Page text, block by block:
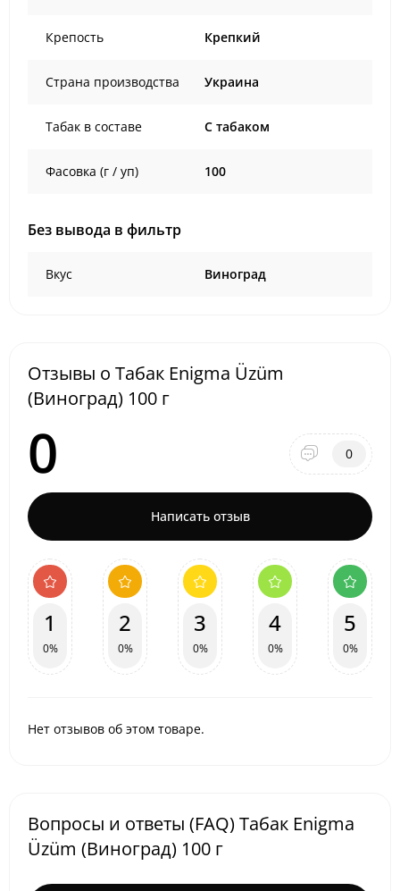
Крепость Крепкий
Страна производства Украина
Табак в составе C табаком
Фасовка (г / уп) 100
Без вывода в фильтр
Вкус Виноград
Отзывы о Табак Enigma Üzüm
(Виноград) 100 г
0 0
Написать отзыв
1
0%
2
0%
3
0%
4
0%
5
0%
Нет отзывов об этом товаре.
Вопросы и ответы (FAQ) Табак Enigma
Üzüm (Виноград) 100 г